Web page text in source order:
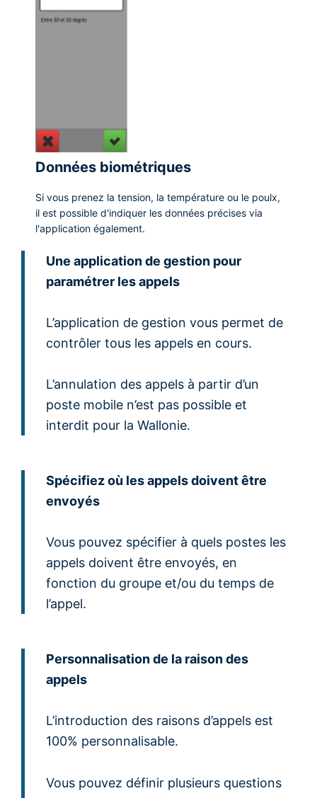
Données biométriques
Si vous prenez la tension, la température ou le poulx,
il est possible d'indiquer les données précises via
l'application également.
Une application de gestion pour
paramétrer les appels
L’application de gestion vous permet de
contrôler tous les appels en cours.
L’annulation des appels à partir d’un
poste mobile n’est pas possible et
interdit pour la Wallonie.
Spécifiez où les appels doivent être
envoyés
Vous pouvez spécifier à quels postes les
appels doivent être envoyés, en
fonction du groupe et/ou du temps de
l’appel.
Personnalisation de la raison des
appels
L’introduction des raisons d’appels est
100% personnalisable.
Vous pouvez définir plusieurs questions